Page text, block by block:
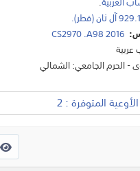
929.1 آل ثان (قطر).
CS2970 .A98 2016
عربية
- الحرم الجامعي: الشمالي
المتوفرة : 2